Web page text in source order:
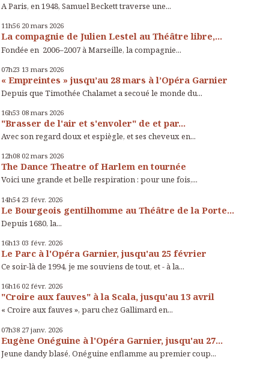
A Paris, en 1948, Samuel Beckett traverse une...
11h56 20 mars 2026
La compagnie de Julien Lestel au Théâtre libre,...
Fondée en 2006–2007 à Marseille, la compagnie...
07h23 13 mars 2026
« Empreintes » jusqu’au 28 mars à l’Opéra Garnier
Depuis que Timothée Chalamet a secoué le monde du...
16h53 08 mars 2026
"Brasser de l'air et s'envoler" de et par...
Avec son regard doux et espiègle, et ses cheveux en...
12h08 02 mars 2026
The Dance Theatre of Harlem en tournée
Voici une grande et belle respiration : pour une fois,...
14h54 23 févr. 2026
Le Bourgeois gentilhomme au Théâtre de la Porte...
Depuis 1680, la...
16h13 03 févr. 2026
Le Parc à l'Opéra Garnier, jusqu'au 25 février
Ce soir-là de 1994, je me souviens de tout, et - à la...
16h16 02 févr. 2026
"Croire aux fauves" à la Scala, jusqu'au 13 avril
« Croire aux fauves », paru chez Gallimard en...
07h38 27 janv. 2026
Eugène Onéguine à l'Opéra Garnier, jusqu'au 27...
Jeune dandy blasé, Onéguine enflamme au premier coup...